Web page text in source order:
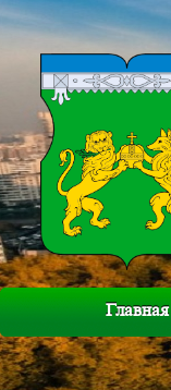
Главная